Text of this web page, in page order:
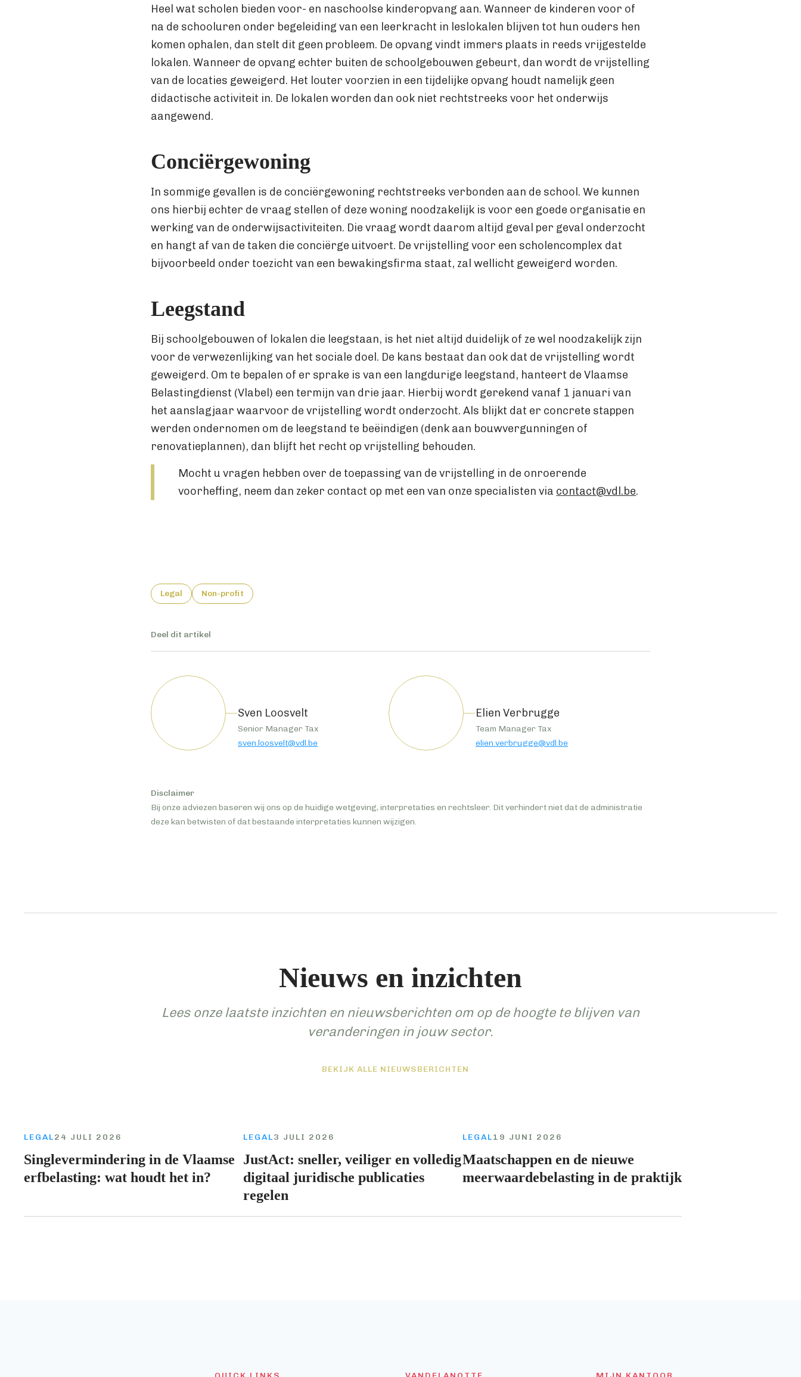
Heel wat scholen bieden voor- en naschoolse kinderopvang aan. Wanneer de kinderen voor of
na de schooluren onder begeleiding van een leerkracht in leslokalen blijven tot hun ouders hen
komen ophalen, dan stelt dit geen probleem. De opvang vindt immers plaats in reeds vrijgestelde
lokalen. Wanneer de opvang echter buiten de schoolgebouwen gebeurt, dan wordt de vrijstelling
van de locaties geweigerd. Het louter voorzien in een tijdelijke opvang houdt namelijk geen
didactische activiteit in. De lokalen worden dan ook niet rechtstreeks voor het onderwijs
aangewend.
Conciërgewoning
In sommige gevallen is de conciërgewoning rechtstreeks verbonden aan de school. We kunnen
ons hierbij echter de vraag stellen of deze woning noodzakelijk is voor een goede organisatie en
werking van de onderwijsactiviteiten. Die vraag wordt daarom altijd geval per geval onderzocht
en hangt af van de taken die conciërge uitvoert. De vrijstelling voor een scholencomplex dat
bijvoorbeeld onder toezicht van een bewakingsfirma staat, zal wellicht geweigerd worden.
Leegstand
Bij schoolgebouwen of lokalen die leegstaan, is het niet altijd duidelijk of ze wel noodzakelijk zijn
voor de verwezenlijking van het sociale doel. De kans bestaat dan ook dat de vrijstelling wordt
geweigerd. Om te bepalen of er sprake is van een langdurige leegstand, hanteert de Vlaamse
Belastingdienst (Vlabel) een termijn van drie jaar. Hierbij wordt gerekend vanaf 1 januari van
het aanslagjaar waarvoor de vrijstelling wordt onderzocht. Als blijkt dat er concrete stappen
werden ondernomen om de leegstand te beëindigen (denk aan bouwvergunningen of
renovatieplannen), dan blijft het recht op vrijstelling behouden.
Mocht u vragen hebben over de toepassing van de vrijstelling in de onroerende
voorheffing, neem dan zeker contact op met een van onze specialisten via contact@vdl.be.
Legal Non-profit
Deel dit artikel
Sven Loosvelt
Senior Manager Tax
sven.loosvelt@vdl.be
Elien Verbrugge
Team Manager Tax
elien.verbrugge@vdl.be
Disclaimer
Bij onze adviezen baseren wij ons op de huidige wetgeving, interpretaties en rechtsleer. Dit verhindert niet dat de administratie
deze kan betwisten of dat bestaande interpretaties kunnen wijzigen.
Nieuws en inzichten
Lees onze laatste inzichten en nieuwsberichten om op de hoogte te blijven van
veranderingen in jouw sector.
BEKIJK ALLE NIEUWSBERICHTEN
LEGAL24 JULI 2026
Singlevermindering in de Vlaamse
erfbelasting: wat houdt het in?
LEGAL3 JULI 2026
JustAct: sneller, veiliger en volledig
digitaal juridische publicaties
regelen
LEGAL19 JUNI 2026
Maatschappen en de nieuwe
meerwaardebelasting in de praktijk